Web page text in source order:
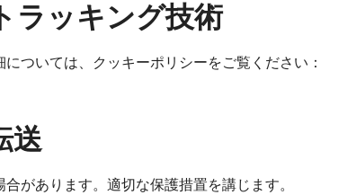
ラッキング技術
ついては、クッキーポリシーをご覧ください：
送
があります。適切な保護措置を講じます。